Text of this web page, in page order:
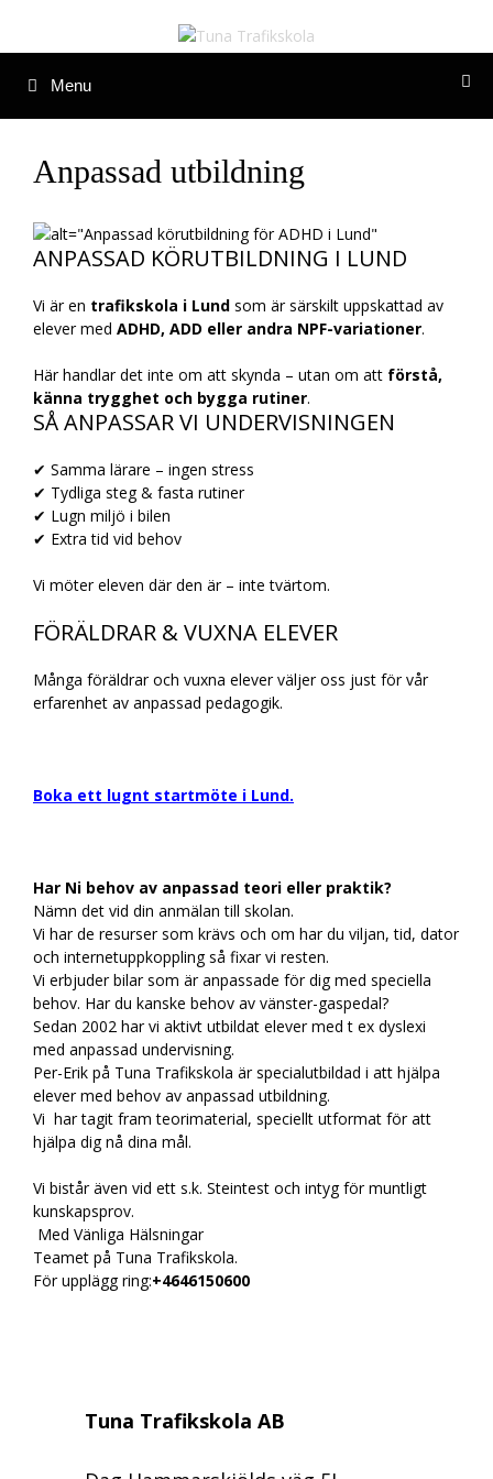
innehåll
Menu
Anpassad utbildning
ANPASSAD KÖRUTBILDNING I LUND
Vi är en trafikskola i Lund som är särskilt uppskattad av
elever med ADHD, ADD eller andra NPF-variationer.
Här handlar det inte om att skynda – utan om att förstå,
känna trygghet och bygga rutiner.
SÅ ANPASSAR VI UNDERVISNINGEN
✔ Samma lärare – ingen stress
✔ Tydliga steg & fasta rutiner
✔ Lugn miljö i bilen
✔ Extra tid vid behov
Vi möter eleven där den är – inte tvärtom.
FÖRÄLDRAR & VUXNA ELEVER
Många föräldrar och vuxna elever väljer oss just för vår
erfarenhet av anpassad pedagogik.
Boka ett lugnt startmöte i Lund.
Har Ni behov av anpassad teori eller praktik?
Nämn det vid din anmälan till skolan.
Vi har de resurser som krävs och om har du viljan, tid, dator
och internetuppkoppling så fixar vi resten.
Vi erbjuder bilar som är anpassade för dig med speciella
behov. Har du kanske behov av vänster-gaspedal?
Sedan 2002 har vi aktivt utbildat elever med t ex dyslexi
med anpassad undervisning.
Per-Erik på Tuna Trafikskola är specialutbildad i att hjälpa
elever med behov av anpassad utbildning.
Vi har tagit fram teorimaterial, speciellt utformat för att
hjälpa dig nå dina mål.
Vi bistår även vid ett s.k. Steintest och intyg för muntligt
kunskapsprov.
Med Vänliga Hälsningar
Teamet på Tuna Trafikskola.
För upplägg ring:+4646150600
Tuna Trafikskola AB